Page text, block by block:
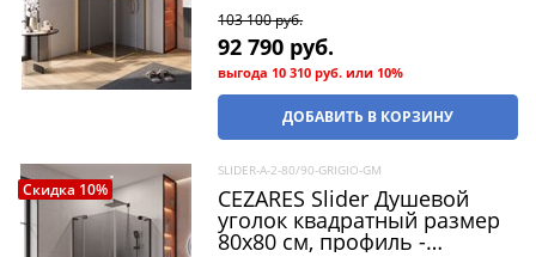
распашные
103 100 руб.
92 790 руб.
выгода 10 310 руб. или 10%
ДОБАВИТЬ В КОРЗИНУ
Скидка 10%
SLIDER-A-2-80/90-GRIGIO-GM
CEZARES Slider Душевой
уголок квадратный размер
80x80 см, профиль -